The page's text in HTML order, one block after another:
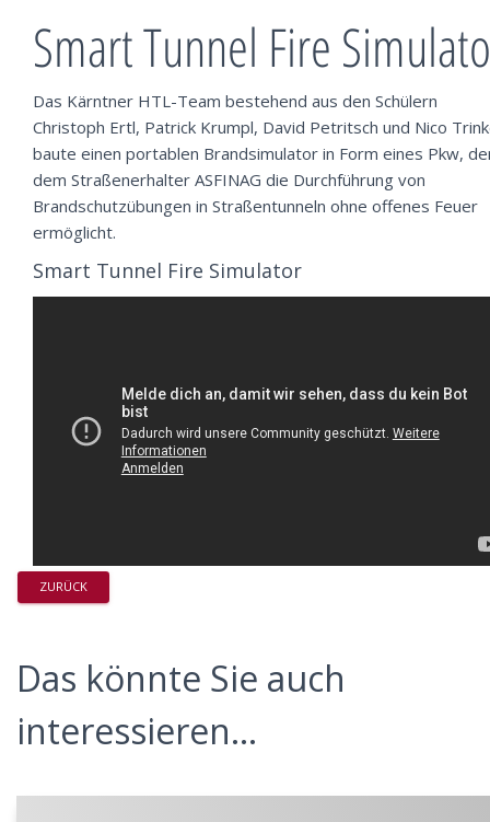
Smart Tunnel Fire
Das Kärntner HTL-Team bestehend aus den Schülern
Christoph Ertl, Patrick Krumpl, David Petritsch und Nico
baute einen portablen Brandsimulator in Form eines Pkw,
dem Straßenerhalter ASFINAG die Durchführung von
Brandschutzübungen in Straßentunneln ohne offenes Feuer
ermöglicht.
Smart Tunnel Fire Simulator
ZURÜCK
Das könnte Sie auch
interessieren...